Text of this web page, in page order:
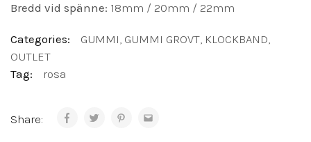
Bredd vid spänne: 18mm / 20mm / 22mm
Categories: GUMMI, GUMMI GROVT, KLOCKBAND,
OUTLET
Tag:
rosa
Share: